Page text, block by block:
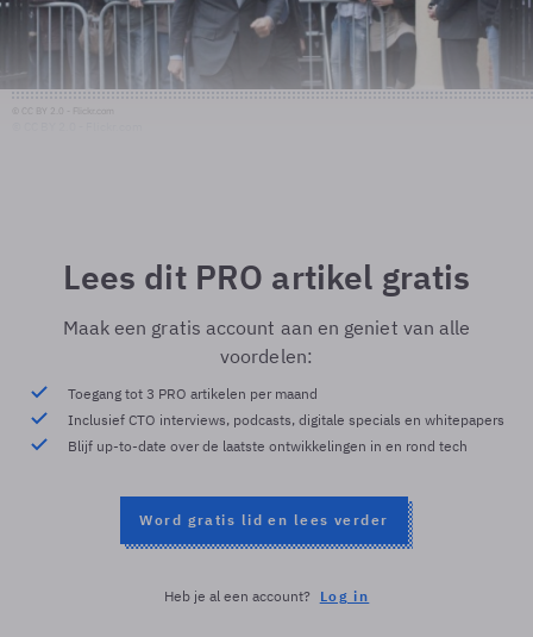
© CC BY 2.0 - Flickr.com
Lees dit PRO artikel gratis
Maak een gratis account aan en geniet van alle
voordelen:
Toegang tot 3 PRO artikelen per maand
Inclusief CTO interviews, podcasts, digitale specials en whitepapers
Blijf up-to-date over de laatste ontwikkelingen in en rond tech
Word gratis lid en lees verder
Heb je al een account? Log in